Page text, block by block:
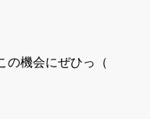
の機会にぜひっ（